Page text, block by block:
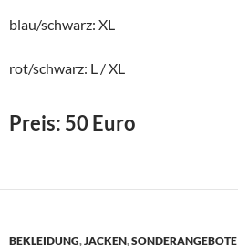
blau/schwarz: XL
rot/schwarz: L / XL
Preis: 50 Euro
BEKLEIDUNG,JACKEN,SONDERANGEBOTE